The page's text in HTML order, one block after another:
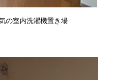
の室内洗濯機置き場